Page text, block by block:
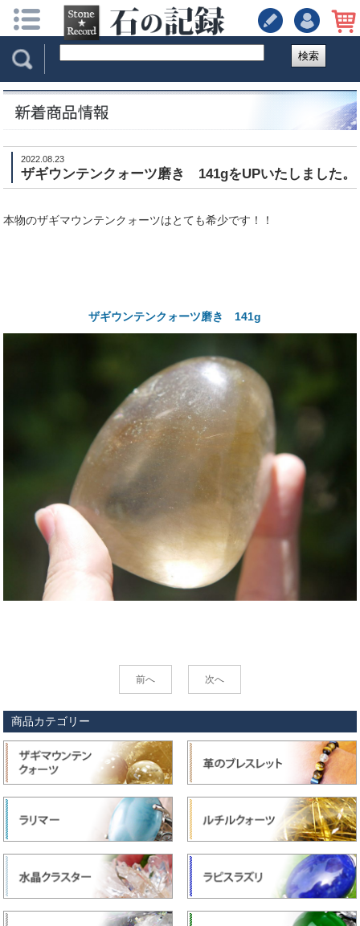
検索
2022.08.23
ザギウンテンクォーツ磨き 141gをUPいたしました。
本物のザギマウンテンクォーツはとても希少です！！
ザギウンテンクォーツ磨き 141g
前へ 次へ
商品カテゴリー